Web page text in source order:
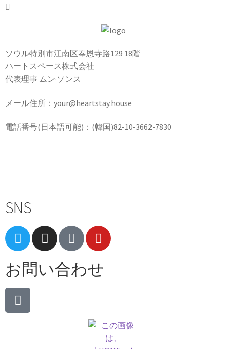
ソウル特別市江南区奉恩寺路129 18階
ハートスペース株式会社
代表理事 ムン·ソンス
メール住所：your@heartstay.house
電話番号(日本語可能)：(韓国)82-10-3662-7830
SNS
お問い合わせ